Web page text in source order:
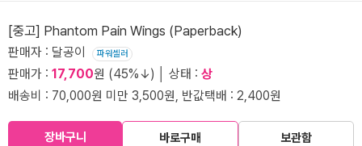
[중고] Phantom Pain Wings (Paperback)
판매자 : 달공이 파워셀러
판매가 : 17,700원 (45%↓) │ 상태 : 상
배송비 : 70,000원 미만 3,500원, 반값택배 : 2,400원
장바구니 바로구매 보관함